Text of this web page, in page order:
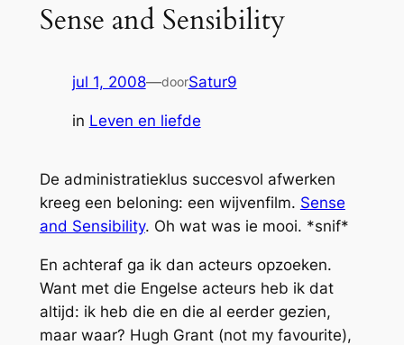
Sense and Sensibility
jul 1, 2008—doorSatur9
in Leven en liefde
De administratieklus succesvol afwerken
kreeg een beloning: een wijvenfilm. Sense
and Sensibility. Oh wat was ie mooi. *snif*
En achteraf ga ik dan acteurs opzoeken.
Want met die Engelse acteurs heb ik dat
altijd: ik heb die en die al eerder gezien,
maar waar? Hugh Grant (not my favourite),